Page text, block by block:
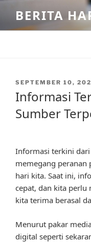
content
BERITA
POSTED
SEPTEMBER 10,
Informasi
Sumber
Informasi terkini
memegang peranan
hari kita. Saat ini,
cepat, dan kita perlu
kita terima berasal
Menurut pakar
digital seperti